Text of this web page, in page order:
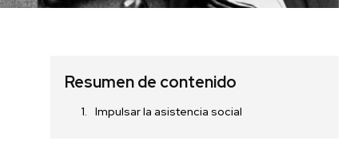
Resumen de contenido
Impulsar la asistencia social